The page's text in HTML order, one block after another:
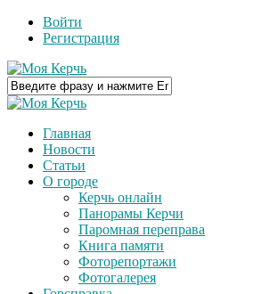
Войти
Регистрация
Главная
Новости
Статьи
О городе
Керчь онлайн
Панорамы Керчи
Паромная переправа
Книга памяти
Фоторепортажи
Фотогалерея